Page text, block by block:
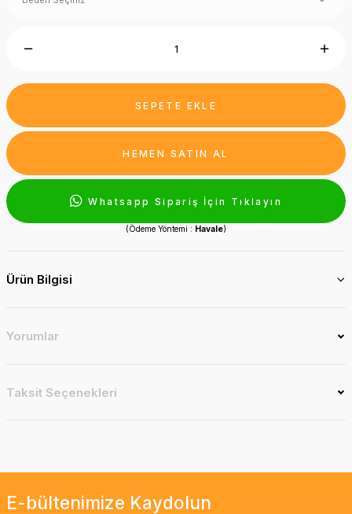
SEPETE EKLE
HEMEN SATIN AL
Whatsapp Sipariş İçin Tıklayın
(Ödeme Yöntemi : Havale)
Ürün Bilgisi
Yorumlar
Taksit Seçenekleri
E-bültenimize Kaydolun